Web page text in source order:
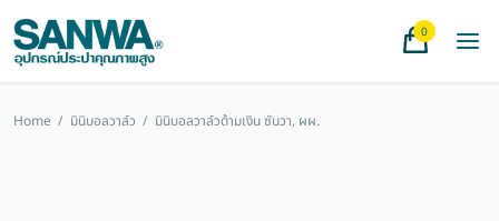
0
Home / มินิบอลวาล์ว / มินิบอลวาล์วด้ามเงิน ซันวา, ผผ.